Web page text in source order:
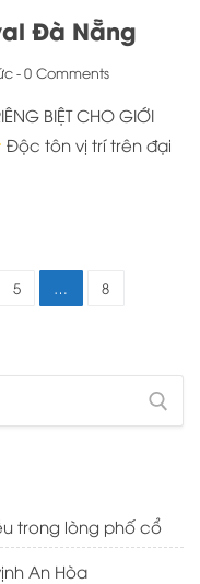
Đà Nẵng
-0 Comments
BIỆT CHO GIỚI
Độc tôn vị trí trên đại
5 …
8
trong lòng phố cổ
An Hòa